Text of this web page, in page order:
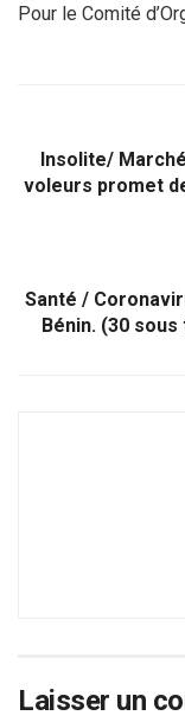
Pour le Comité
Insolite/
voleurs promet
Santé /
Bénin. (30
Laisser un